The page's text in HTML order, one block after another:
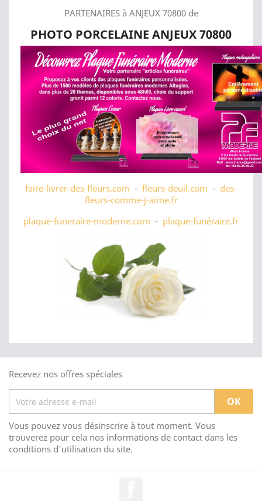
PARTENAIRES à ANJEUX 70800 de
PHOTO PORCELAINE ANJEUX 70800
faire-livrer-des-fleurs.com - fleurs-deuil.com - des-
fleurs-comme-j-aime.fr
plaque-funeraire-moderne.com - plaque-funéraire.fr
Recevez nos offres spéciales
Vous pouvez vous désinscrire à tout moment. Vous
trouverez pour cela nos informations de contact dans les
conditions d'utilisation du site.